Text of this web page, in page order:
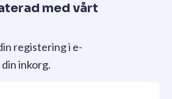
med vårt
registering i e-
inkorg.